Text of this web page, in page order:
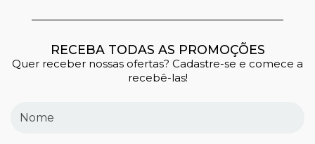
RECEBA TODAS AS PROMOÇÕES
Quer receber nossas ofertas? Cadastre-se e comece a
recebê-las!